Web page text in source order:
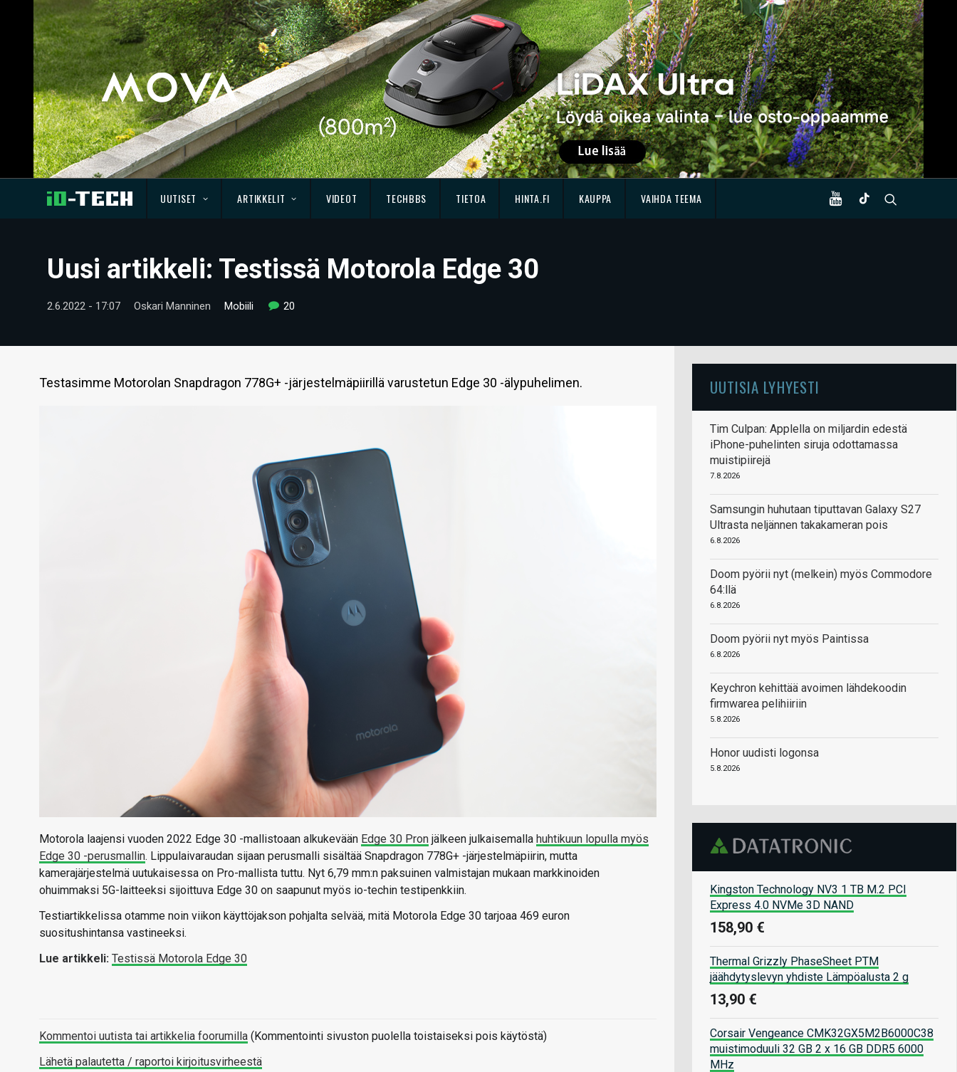
UUTISET ARTIKKELIT VIDEOT TECHBBS TIETOA HINTA.FI KAUPPA VAIHDA TEEMA
Uusi artikkeli: Testissä Motorola Edge 30
2.6.2022 - 17:07 Oskari Manninen Mobiili 20
Testasimme Motorolan Snapdragon 778G+ -järjestelmäpiirillä varustetun Edge 30 -älypuhelimen.
Motorola laajensi vuoden 2022 Edge 30 -mallistoaan alkukevään Edge 30 Pron jälkeen julkaisemalla huhtikuun lopulla myös
Edge 30 -perusmallin. Lippulaivaraudan sijaan perusmalli sisältää Snapdragon 778G+ -järjestelmäpiirin, mutta
kamerajärjestelmä uutukaisessa on Pro-mallista tuttu. Nyt 6,79 mm:n paksuinen valmistajan mukaan markkinoiden
ohuimmaksi 5G-laitteeksi sijoittuva Edge 30 on saapunut myös io-techin testipenkkiin.
Testiartikkelissa otamme noin viikon käyttöjakson pohjalta selvää, mitä Motorola Edge 30 tarjoaa 469 euron
suositushintansa vastineeksi.
Lue artikkeli: Testissä Motorola Edge 30
Kommentoi uutista tai artikkelia foorumilla (Kommentointi sivuston puolella toistaiseksi pois käytöstä)
Lähetä palautetta / raportoi kirjoitusvirheestä
UUTISIA LYHYESTI
Tim Culpan: Applella on miljardin edestä
iPhone-puhelinten siruja odottamassa
muistipiirejä
7.8.2026
Samsungin huhutaan tiputtavan Galaxy S27
Ultrasta neljännen takakameran pois
6.8.2026
Doom pyörii nyt (melkein) myös Commodore
64:llä
6.8.2026
Doom pyörii nyt myös Paintissa
6.8.2026
Keychron kehittää avoimen lähdekoodin
firmwarea pelihiiriin
5.8.2026
Honor uudisti logonsa
5.8.2026
Kingston Technology NV3 1 TB M.2 PCI
Express 4.0 NVMe 3D NAND
158,90 €
Thermal Grizzly PhaseSheet PTM
jäähdytyslevyn yhdiste Lämpöalusta 2 g
13,90 €
Corsair Vengeance CMK32GX5M2B6000C38
muistimoduuli 32 GB 2 x 16 GB DDR5 6000
MHz